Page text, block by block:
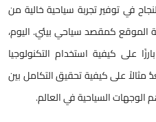
في توفير تجربة سياحية خالية من
الموقع كمقصد سياحي بيئي. اليوم،
على كيفية استخدام التكنولوجيا
مثالاً على كيفية تحقيق التكامل بين
الوجهات السياحية في العالم.